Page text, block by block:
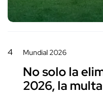
4 Mundial 2026
No solo la
2026, la